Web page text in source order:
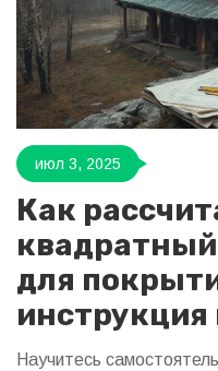
июл 3, 2025
Как
для
Научитесь